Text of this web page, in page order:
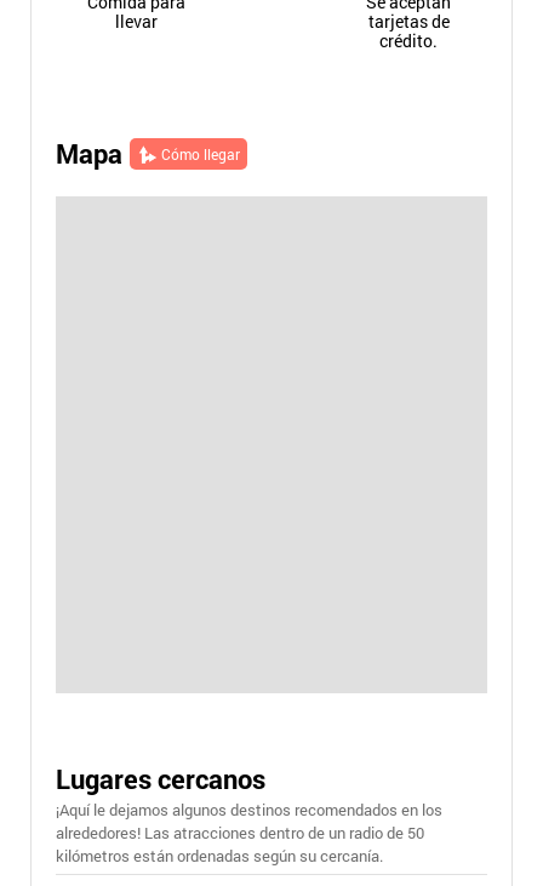
llevar
tarjetas de
crédito.
Mapa Cómo llegar
Lugares cercanos
¡Aquí le dejamos algunos destinos recomendados en los
alrededores! Las atracciones dentro de un radio de 50
kilómetros están ordenadas según su cercanía.